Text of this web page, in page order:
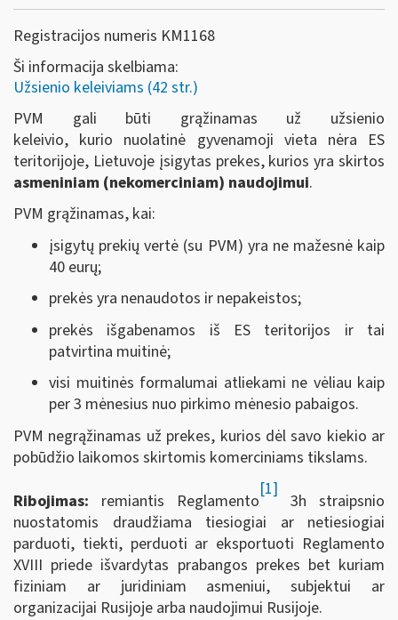
Registracijos numeris KM1168
Ši informacija skelbiama:
Užsienio keleiviams (42 str.)
PVM gali būti grąžinamas už užsienio
keleivio, kurio nuolatinė gyvenamoji vieta nėra ES
teritorijoje, Lietuvoje įsigytas prekes, kurios yra skirtos
asmeniniam (nekomerciniam) naudojimui.
PVM grąžinamas, kai:
įsigytų prekių vertė (su PVM) yra ne mažesnė kaip
40 eurų;
prekės yra nenaudotos ir nepakeistos;
prekės išgabenamos iš ES teritorijos ir tai
patvirtina muitinė;
visi muitinės formalumai atliekami ne vėliau kaip
per 3 mėnesius nuo pirkimo mėnesio pabaigos.
PVM negrąžinamas už prekes, kurios dėl savo kiekio ar
pobūdžio laikomos skirtomis komerciniams tikslams.
Ribojimas: remiantis Reglamento
[1]
3h straipsnio
nuostatomis draudžiama tiesiogiai ar netiesiogiai
parduoti, tiekti, perduoti ar eksportuoti Reglamento
XVIII priede išvardytas prabangos prekes bet kuriam
fiziniam ar juridiniam asmeniui, subjektui ar
organizacijai Rusijoje arba naudojimui Rusijoje.